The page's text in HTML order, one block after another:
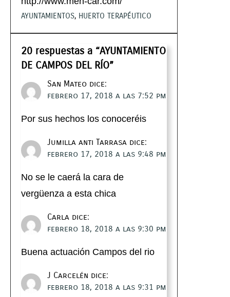
AYUNTAMIENTOS, HUERTO TERAPÉUTICO
20 respuestas a “AYUNTAMIENTO
DE CAMPOS DEL RÍO”
San Mateo dice:
febrero 17, 2018 a las 7:52 pm
Por sus hechos los conoceréis
Jumilla anti Tarrasa dice:
febrero 17, 2018 a las 9:48 pm
No se le caerá la cara de
vergüenza a esta chica
Carla dice:
febrero 18, 2018 a las 9:30 pm
Buena actuación Campos del rio
J Carcelén dice:
febrero 18, 2018 a las 9:31 pm